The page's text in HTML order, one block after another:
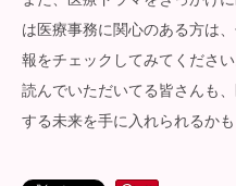
は医療事務に関心のある方は
報をチェックしてみてください
読んでいただいてる皆さんも
する未来を手に入れられるかも